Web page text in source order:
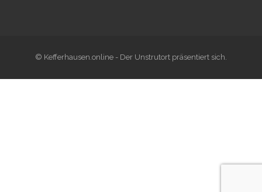
© Kefferhausen.online - Der Unstrutort präsentiert sich.